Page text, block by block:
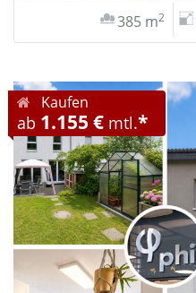
385 m2
Kaufen
ab 1.155 € mtl.*